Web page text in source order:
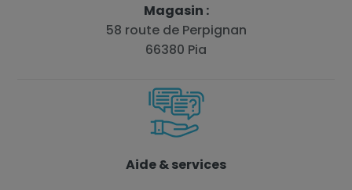
Magasin :
58 route de Perpignan
66380 Pia
Aide & services